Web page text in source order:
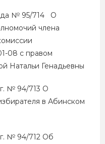
№ 95/714 О
члена
08 с правом
Натальи Генадьевны
№ 94/713 О
в Абинском
№ 94/712 Об